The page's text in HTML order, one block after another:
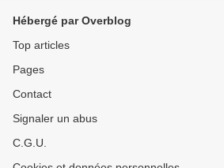
Hébergé par Overblog
Top articles
Pages
Contact
Signaler un abus
C.G.U.